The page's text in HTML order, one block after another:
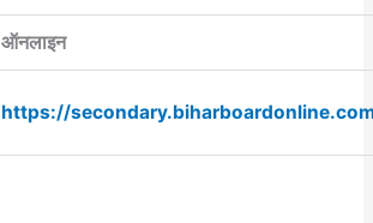
ऑनलाइन
https://